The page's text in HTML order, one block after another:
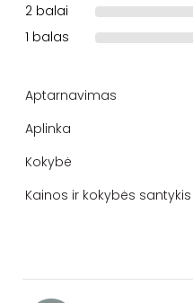
2 balai
1 balas
Aptarnavimas
Aplinka
Kokybė
Kainos ir kokybės santykis